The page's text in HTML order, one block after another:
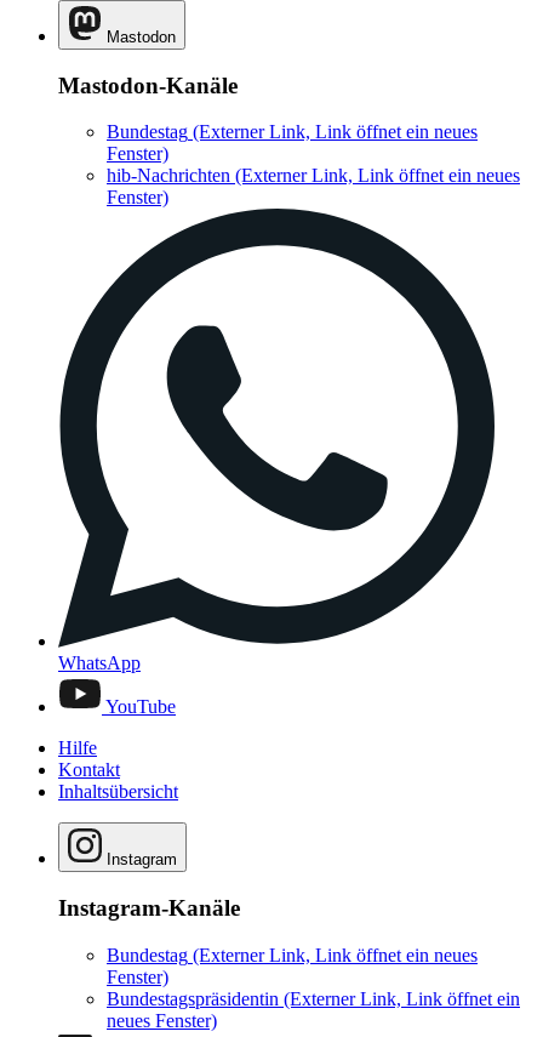
Mastodon
Mastodon-Kanäle
Bundestag (Externer Link, Link öffnet ein neues
Fenster)
hib-Nachrichten (Externer Link, Link öffnet ein neues
Fenster)
WhatsApp
YouTube
Hilfe
Kontakt
Inhaltsübersicht
Instagram
Instagram-Kanäle
Bundestag (Externer Link, Link öffnet ein neues
Fenster)
Bundestagspräsidentin (Externer Link, Link öffnet ein
neues Fenster)